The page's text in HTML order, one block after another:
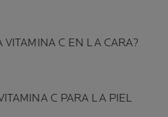
VITAMINA C EN LA CARA?
C PARA LA PIEL